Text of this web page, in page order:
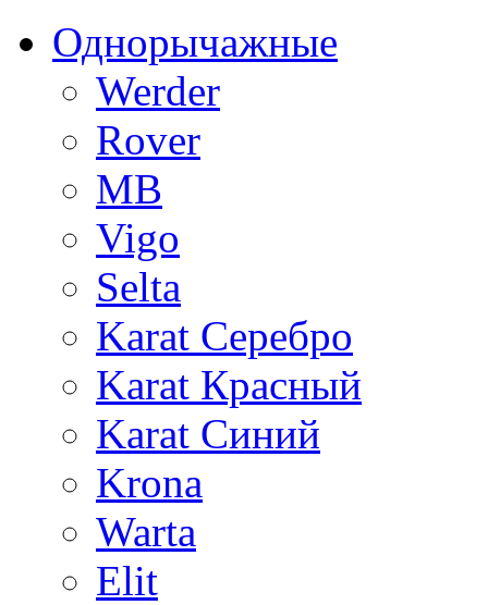
Однорычажные
Werder
Rover
MB
Vigo
Selta
Karat Серебро
Karat Красный
Karat Синий
Krona
Warta
Elit